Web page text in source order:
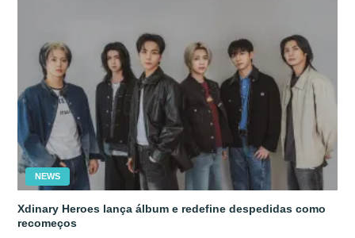
NEWS
Xdinary Heroes lança álbum e redefine despedidas como
recomeços